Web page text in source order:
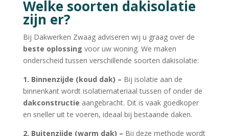
Welke soorten dakisolatie
zijn er?
Bij Dakwerken Zwaag adviseren wij u graag over de
beste oplossing voor uw woning. We maken
onderscheid tussen verschillende soorten dakisolatie:
1. Binnenzijde (koud dak) – Bij isolatie aan de
binnenkant wordt isolatiemateriaal tussen of onder de
dakconstructie aangebracht. Dit is vaak goedkoper
en sneller uit te voeren, ideaal bij bestaande daken.
2. Buitenzijde (warm dak) – Bij deze methode wordt